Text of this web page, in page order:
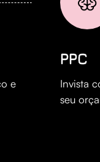
e
PPC
Invista
seu